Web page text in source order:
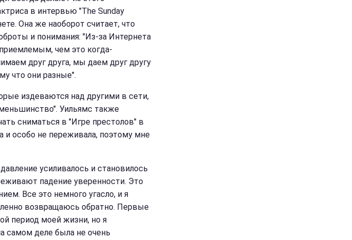
в интервью "The Sunday
Она же наоборот считает, что
и понимания: "Из-за Интернета
чем это когда-
друг друга, мы даем друг другу
что они разные".
издеваются над другими в сети,
Уильямс также
сниматься в "Игре престолов" в
и особо не переживала, поэтому мне
усиливалось и становилось
падение уверенности. Это
Все это немного угасло, и я
возвращаюсь обратно. Первые
период моей жизни, но я
самом деле была не очень